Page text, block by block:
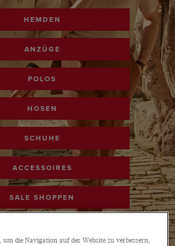
HEMDEN
ANZÜGE
POLOS
HOSEN
SCHUHE
ACCESSOIRES
SALE SHOPPEN
um die Navigation auf der Website zu verbessern,